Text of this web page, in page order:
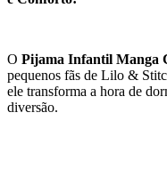
O Pijama Infantil Manga
pequenos fãs de Lilo &
ele transforma a hora de
diversão.